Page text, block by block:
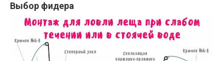
Выбор фидера